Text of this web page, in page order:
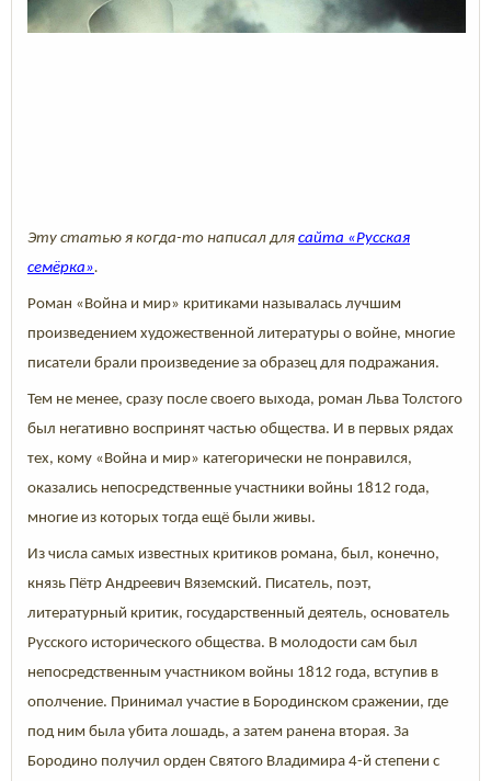
Эту статью я когда-то написал для сайта «Русская
семёрка».
Роман «Война и мир» критиками называлась лучшим
произведением художественной литературы о войне, многие
писатели брали произведение за образец для подражания.
Тем не менее, сразу после своего выхода, роман Льва Толстого
был негативно воспринят частью общества. И в первых рядах
тех, кому «Война и мир» категорически не понравился,
оказались непосредственные участники войны 1812 года,
многие из которых тогда ещё были живы.
Из числа самых известных критиков романа, был, конечно,
князь Пётр Андреевич Вяземский. Писатель, поэт,
литературный критик, государственный деятель, основатель
Русского исторического общества. В молодости сам был
непосредственным участником войны 1812 года, вступив в
ополчение. Принимал участие в Бородинском сражении, где
под ним была убита лошадь, а затем ранена вторая. За
Бородино получил орден Святого Владимира 4-й степени с